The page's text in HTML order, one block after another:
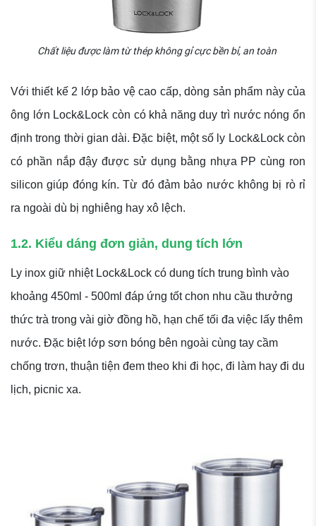
Chất liệu được làm từ thép không gỉ cực bền bỉ, an toàn
Với thiết kế 2 lớp bảo vệ cao cấp, dòng sản phẩm này của
ông lớn Lock&Lock còn có khả năng duy trì nước nóng ổn
định trong thời gian dài. Đặc biệt, một số ly Lock&Lock còn
có phần nắp đậy được sử dụng bằng nhựa PP cùng ron
silicon giúp đóng kín. Từ đó đảm bảo nước không bị rò rỉ
ra ngoài dù bị nghiêng hay xô lệch.
1.2. Kiểu dáng đơn giản, dung tích lớn
Ly inox giữ nhiệt Lock&Lock có dung tích trung bình vào
khoảng 450ml - 500ml đáp ứng tốt chon nhu cầu thưởng
thức trà trong vài giờ đồng hồ, hạn chế tối đa việc lấy thêm
nước. Đặc biệt lớp sơn bóng bên ngoài cùng tay cầm
chống trơn, thuận tiện đem theo khi đi học, đi làm hay đi du
lịch, picnic xa.